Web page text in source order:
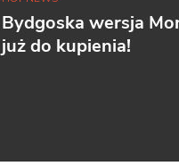
Bydgoska wersja
już do kupienia!